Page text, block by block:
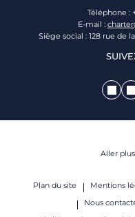
Téléphone :
E-mail :
Siège social : 128 rue de
Plan du site Mentions
Nous
Aller